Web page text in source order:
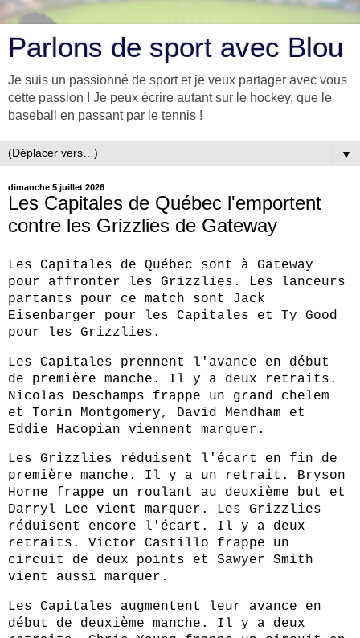
Parlons de sport avec Blou
Je suis un passionné de sport et je veux partager avec vous
cette passion ! Je peux écrire autant sur le hockey, que le
baseball en passant par le tennis !
▼
dimanche 5 juillet 2026
Les Capitales de Québec l'emportent
contre les Grizzlies de Gateway
Les Capitales de Québec sont à Gateway
pour affronter les Grizzlies. Les lanceurs
partants pour ce match sont Jack
Eisenbarger pour les Capitales et Ty Good
pour les Grizzlies.
Les Capitales prennent l'avance en début
de première manche. Il y a deux retraits.
Nicolas Deschamps frappe un grand chelem
et Torin Montgomery, David Mendham et
Eddie Hacopian viennent marquer.
Les Grizzlies réduisent l'écart en fin de
première manche. Il y a un retrait. Bryson
Horne frappe un roulant au deuxième but et
Darryl Lee vient marquer. Les Grizzlies
réduisent encore l'écart. Il y a deux
retraits. Victor Castillo frappe un
circuit de deux points et Sawyer Smith
vient aussi marquer.
Les Capitales augmentent leur avance en
début de deuxième manche. Il y a deux